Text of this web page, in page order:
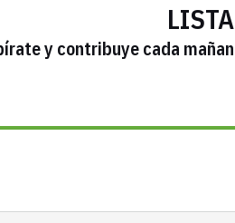
y contribuye cada